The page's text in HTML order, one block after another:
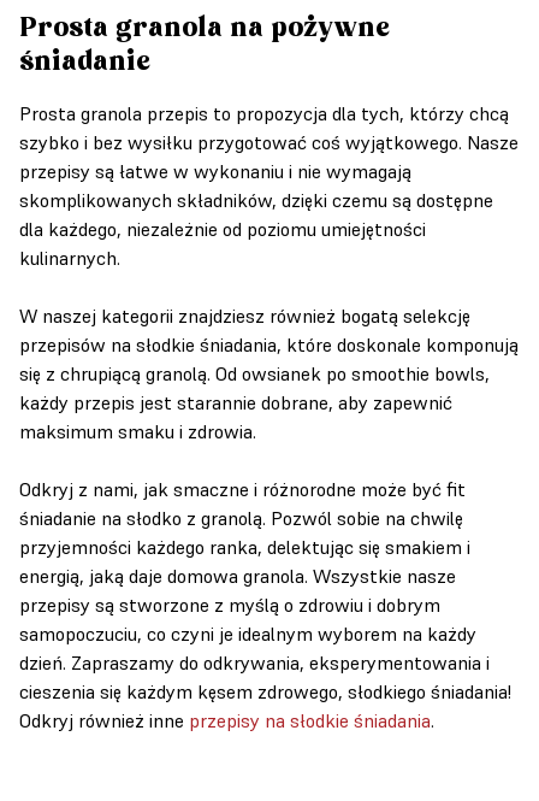
Prosta granola na pożywne
śniadanie
Prosta granola przepis to propozycja dla tych, którzy chcą
szybko i bez wysiłku przygotować coś wyjątkowego. Nasze
przepisy są łatwe w wykonaniu i nie wymagają
skomplikowanych składników, dzięki czemu są dostępne
dla każdego, niezależnie od poziomu umiejętności
kulinarnych.
W naszej kategorii znajdziesz również bogatą selekcję
przepisów na słodkie śniadania, które doskonale komponują
się z chrupiącą granolą. Od owsianek po smoothie bowls,
każdy przepis jest starannie dobrane, aby zapewnić
maksimum smaku i zdrowia.
Odkryj z nami, jak smaczne i różnorodne może być fit
śniadanie na słodko z granolą. Pozwól sobie na chwilę
przyjemności każdego ranka, delektując się smakiem i
energią, jaką daje domowa granola. Wszystkie nasze
przepisy są stworzone z myślą o zdrowiu i dobrym
samopoczuciu, co czyni je idealnym wyborem na każdy
dzień. Zapraszamy do odkrywania, eksperymentowania i
cieszenia się każdym kęsem zdrowego, słodkiego śniadania!
Odkryj również inne przepisy na słodkie śniadania.